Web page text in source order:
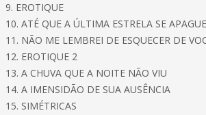
9. EROTIQUE
10. ATÉ QUE A ÚLTIMA ESTRELA SE APAGUE
11. NÃO ME LEMBREI DE ESQUECER DE
12. EROTIQUE 2
13. A CHUVA QUE A NOITE NÃO VIU
14. A IMENSIDÃO DE SUA AUSÊNCIA
15. SIMÉTRICAS